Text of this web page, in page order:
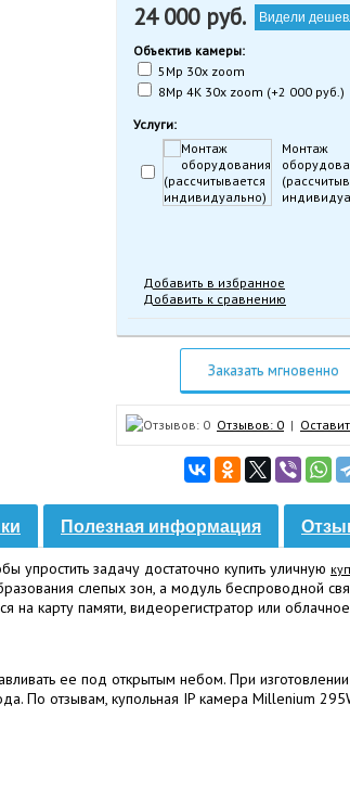
24 000 руб. Видели
Объектив камеры:
5Mp 30x zoom
8Mp 4K 30x zoom (+2 000 руб.)
Услуги:
Монтаж
Добавить в избранное
Добавить к сравнению
Заказать мгновенно
Отзывов: 0 |
Полезная информация
упростить задачу достаточно купить уличную
слепых зон, а модуль беспроводной
на карту памяти, видеорегистратор или
ее под открытым небом. При
По отзывам, купольная IP камера Millenium